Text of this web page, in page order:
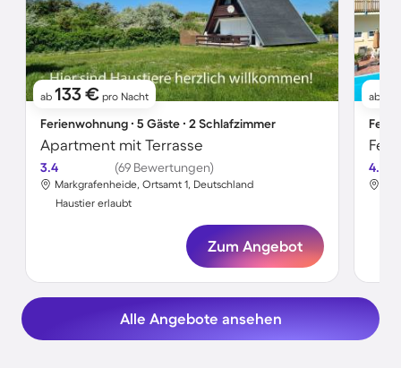
ab 133 € pro Nacht
Ferienwohnung ∙ 5 Gäste ∙ 2 Schlafzimmer
Apartment mit Terrasse
3.4 (69 Bewertungen)
Markgrafenheide, Ortsamt 1, Deutschland
Haustier erlaubt
Zum Angebot
ab
4.4
Alle Angebote ansehen